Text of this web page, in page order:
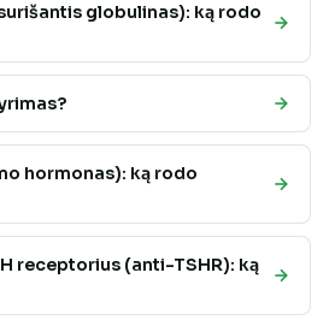
globulinas): ką rodo
hormonas): ką rodo
receptorius (anti-TSHR): ką